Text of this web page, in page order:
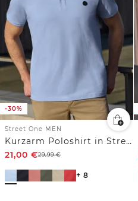
-30%
Street One MEN
Kurzarm Poloshirt in Stretchqualität
21,00 €29,99€
+ 8